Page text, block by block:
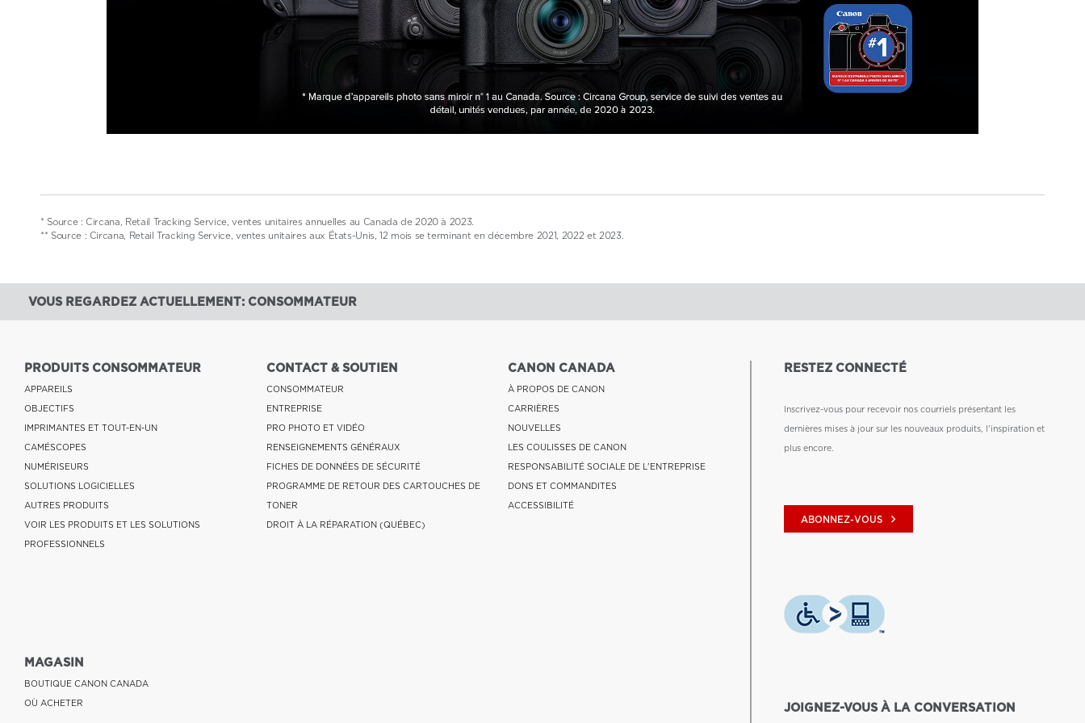
* Source : Circana, Retail Tracking Service, ventes unitaires annuelles au Canada de 2020 à 2023.
** Source : Circana, Retail Tracking Service, ventes unitaires aux États-Unis, 12 mois se terminant en décembre 2021, 2022 et 2023.
VOUS REGARDEZ ACTUELLEMENT: CONSOMMATEUR
PRODUITS CONSOMMATEUR
APPAREILS
OBJECTIFS
IMPRIMANTES ET TOUT-EN-UN
CAMÉSCOPES
NUMÉRISEURS
SOLUTIONS LOGICIELLES
AUTRES PRODUITS
VOIR LES PRODUITS ET LES SOLUTIONS
PROFESSIONNELS
CONTACT & SOUTIEN
CONSOMMATEUR
ENTREPRISE
PRO PHOTO ET VIDÉO
RENSEIGNEMENTS GÉNÉRAUX
FICHES DE DONNÉES DE SÉCURITÉ
PROGRAMME DE RETOUR DES CARTOUCHES DE
TONER
DROIT À LA RÉPARATION (QUÉBEC)
CANON CANADA
À PROPOS DE CANON
CARRIÈRES
NOUVELLES
LES COULISSES DE CANON
RESPONSABILITÉ SOCIALE DE L'ENTREPRISE
DONS ET COMMANDITES
ACCESSIBILITÉ
MAGASIN
BOUTIQUE CANON CANADA
OÙ ACHETER
RESTEZ CONNECTÉ
Inscrivez-vous pour recevoir nos courriels présentant les
dernières mises à jour sur les nouveaux produits, l'inspiration et
plus encore.
ABONNEZ-VOUS keyboard_arrow_right
JOIGNEZ-VOUS À LA CONVERSATION